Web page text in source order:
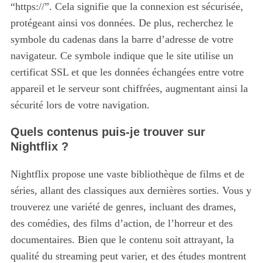
“https://”. Cela signifie que la connexion est sécurisée,
protégeant ainsi vos données. De plus, recherchez le
symbole du cadenas dans la barre d’adresse de votre
navigateur. Ce symbole indique que le site utilise un
certificat SSL et que les données échangées entre votre
appareil et le serveur sont chiffrées, augmentant ainsi la
sécurité lors de votre navigation.
Quels contenus puis-je trouver sur
Nightflix ?
Nightflix propose une vaste bibliothèque de films et de
séries, allant des classiques aux dernières sorties. Vous y
trouverez une variété de genres, incluant des drames,
des comédies, des films d’action, de l’horreur et des
documentaires. Bien que le contenu soit attrayant, la
qualité du streaming peut varier, et des études montrent